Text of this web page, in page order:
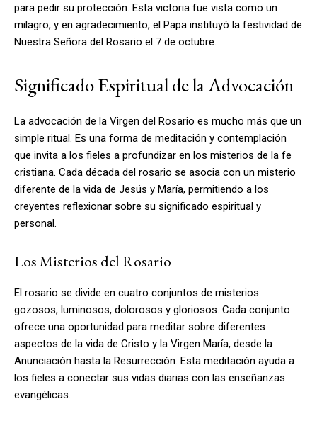
para pedir su protección. Esta victoria fue vista como un
milagro, y en agradecimiento, el Papa instituyó la festividad de
Nuestra Señora del Rosario el 7 de octubre.
Significado Espiritual de la Advocación
La advocación de la Virgen del Rosario es mucho más que un
simple ritual. Es una forma de meditación y contemplación
que invita a los fieles a profundizar en los misterios de la fe
cristiana. Cada década del rosario se asocia con un misterio
diferente de la vida de Jesús y María, permitiendo a los
creyentes reflexionar sobre su significado espiritual y
personal.
Los Misterios del Rosario
El rosario se divide en cuatro conjuntos de misterios:
gozosos, luminosos, dolorosos y gloriosos. Cada conjunto
ofrece una oportunidad para meditar sobre diferentes
aspectos de la vida de Cristo y la Virgen María, desde la
Anunciación hasta la Resurrección. Esta meditación ayuda a
los fieles a conectar sus vidas diarias con las enseñanzas
evangélicas.